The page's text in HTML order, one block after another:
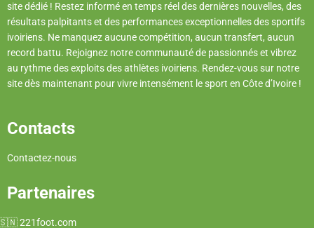
site dédié ! Restez informé en temps réel des dernières nouvelles, des
résultats palpitants et des performances exceptionnelles des sportifs
ivoiriens. Ne manquez aucune compétition, aucun transfert, aucun
record battu. Rejoignez notre communauté de passionnés et vibrez
au rythme des exploits des athlètes ivoiriens. Rendez-vous sur notre
site dès maintenant pour vivre intensément le sport en Côte d’Ivoire !
Contacts
Contactez-nous
Partenaires
221foot.com